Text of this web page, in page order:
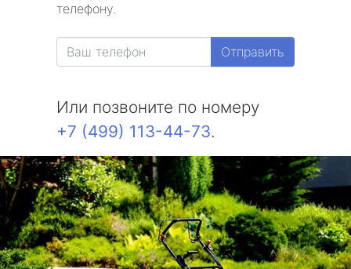
телефону.
Отправить
Или позвоните по номеру
+7 (499) 113-44-73.